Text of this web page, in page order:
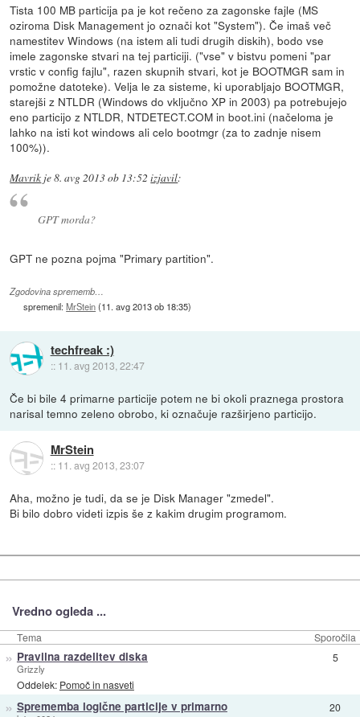
Tista 100 MB particija pa je kot rečeno za zagonske fajle (MS
oziroma Disk Management jo označi kot "System"). Če imaš več
namestitev Windows (na istem ali tudi drugih diskih), bodo vse
imele zagonske stvari na tej particiji. ("vse" v bistvu pomeni "par
vrstic v config fajlu", razen skupnih stvari, kot je BOOTMGR sam in
pomožne datoteke). Velja le za sisteme, ki uporabljajo BOOTMGR,
starejši z NTLDR (Windows do vključno XP in 2003) pa potrebujejo
eno particijo z NTLDR, NTDETECT.COM in boot.ini (načeloma je
lahko na isti kot windows ali celo bootmgr (za to zadnje nisem
100%)).
Mavrik je8. avg 2013 ob 13:52 izjavil:
GPT morda?
GPT ne pozna pojma "Primary partition".
Zgodovina sprememb…
spremenil:MrStein(11. avg 2013 ob 18:35)
techfreak :)
:: 11. avg 2013, 22:47
Če bi bile 4 primarne particije potem ne bi okoli praznega prostora
narisal temno zeleno obrobo, ki označuje razširjeno particijo.
MrStein
:: 11. avg 2013, 23:07
Aha, možno je tudi, da se je Disk Manager "zmedel".
Bi bilo dobro videti izpis še z kakim drugim programom.
Vredno ogleda ...
Tema Sporočila
» Pravilna razdelitev diska
Grizzly
Oddelek: Pomoč in nasveti
5
» Sprememba logične particije v primarno 20